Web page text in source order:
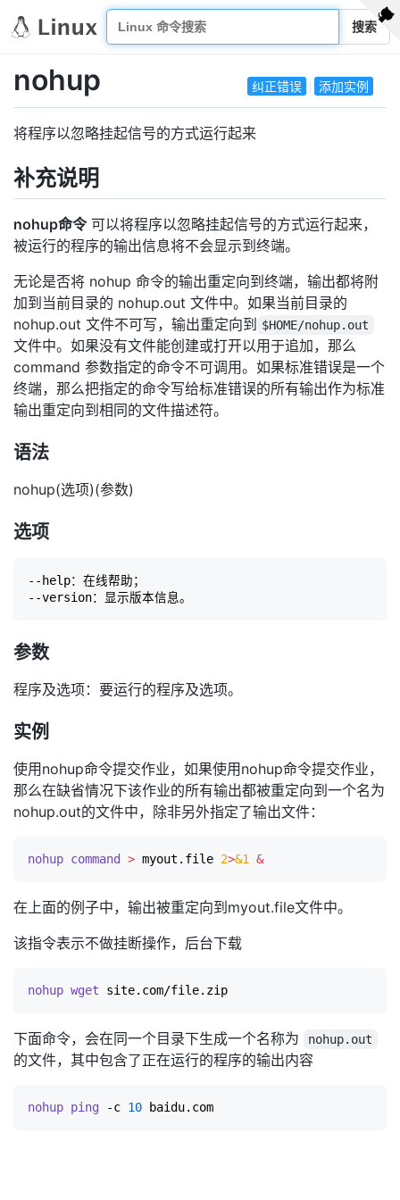
搜索
纠正错误 添加实例
nohup
将程序以忽略挂起信号的方式运行起来
补充说明
nohup命令可以将程序以忽略挂起信号的方式运行起来，
被运行的程序的输出信息将不会显示到终端。
无论是否将 nohup 命令的输出重定向到终端，输出都将附
加到当前目录的 nohup.out 文件中。如果当前目录的
nohup.out 文件不可写，输出重定向到 $HOME/nohup.out
文件中。如果没有文件能创建或打开以用于追加，那么
command 参数指定的命令不可调用。如果标准错误是一个
终端，那么把指定的命令写给标准错误的所有输出作为标准
输出重定向到相同的文件描述符。
语法
nohup(选项)(参数)
选项
--help：在线帮助；
参数
程序及选项：要运行的程序及选项。
实例
使用nohup命令提交作业，如果使用nohup命令提交作业，
那么在缺省情况下该作业的所有输出都被重定向到一个名为
nohup.out的文件中，除非另外指定了输出文件：
nohup command > myout.file 2>&1 &
在上面的例子中，输出被重定向到myout.file文件中。
该指令表示不做挂断操作，后台下载
nohup wget
下面命令，会在同一个目录下生成一个名称为 nohup.out
的文件，其中包含了正在运行的程序的输出内容
nohup ping -c 10